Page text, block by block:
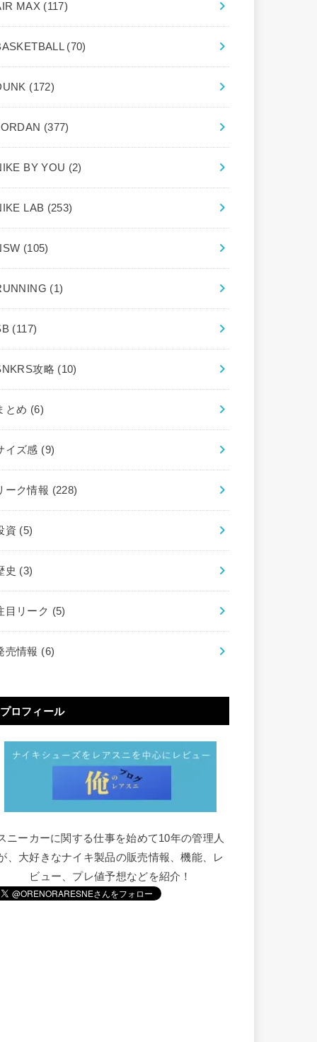
MAX (117)
(70)
(172)
(377)
BY YOU (2)
LAB (253)
(105)
(1)
(117)
攻略 (10)
とめ (6)
イズ感 (9)
ーク情報 (228)
資 (5)
史 (3)
目リーク (5)
売情報 (6)
プロフィール
ニーカーに関する仕事を始めて10年の管理人
、大好きなナイキ製品の販売情報、機能、レ
ビュー、プレ値予想などを紹介！